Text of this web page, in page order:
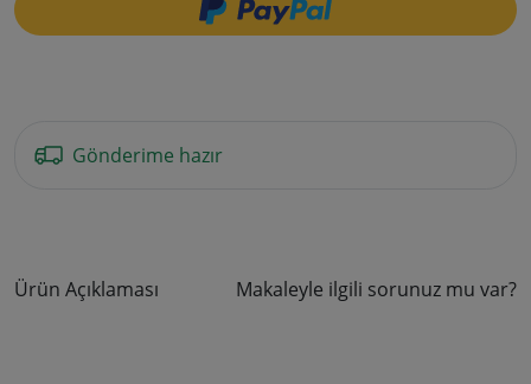
Gönderime hazır
Ürün Açıklaması Makaleyle ilgili sorunuz mu var?